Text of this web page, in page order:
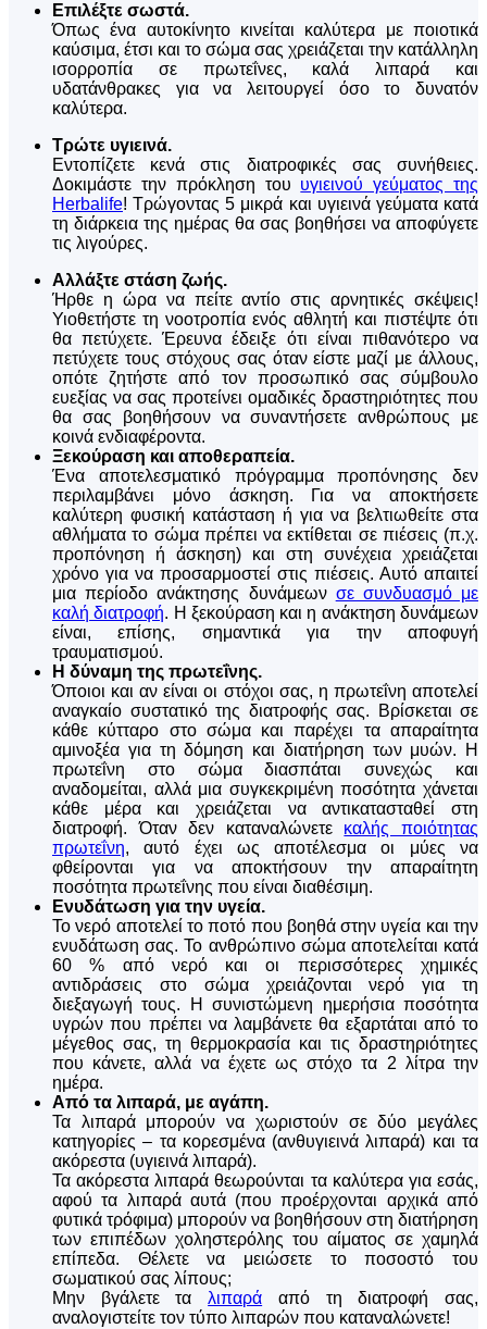
Επιλέξτε σωστά.
Όπως ένα αυτοκίνητο κινείται καλύτερα με ποιοτικά
καύσιμα, έτσι και το σώμα σας χρειάζεται την κατάλληλη
ισορροπία σε πρωτεΐνες, καλά λιπαρά και
υδατάνθρακες για να λειτουργεί όσο το δυνατόν
καλύτερα.
Τρώτε υγιεινά.
Εντοπίζετε κενά στις διατροφικές σας συνήθειες.
Δοκιμάστε την πρόκληση του υγιεινού γεύματος της
Herbalife! Τρώγοντας 5 μικρά και υγιεινά γεύματα κατά
τη διάρκεια της ημέρας θα σας βοηθήσει να αποφύγετε
τις λιγούρες.
Αλλάξτε στάση ζωής.
Ήρθε η ώρα να πείτε αντίο στις αρνητικές σκέψεις!
Υιοθετήστε τη νοοτροπία ενός αθλητή και πιστέψτε ότι
θα πετύχετε. Έρευνα έδειξε ότι είναι πιθανότερο να
πετύχετε τους στόχους σας όταν είστε μαζί με άλλους,
οπότε ζητήστε από τον προσωπικό σας σύμβουλο
ευεξίας να σας προτείνει ομαδικές δραστηριότητες που
θα σας βοηθήσουν να συναντήσετε ανθρώπους με
κοινά ενδιαφέροντα.
Ξεκούραση και αποθεραπεία.
Ένα αποτελεσματικό πρόγραμμα προπόνησης δεν
περιλαμβάνει μόνο άσκηση. Για να αποκτήσετε
καλύτερη φυσική κατάσταση ή για να βελτιωθείτε στα
αθλήματα το σώμα πρέπει να εκτίθεται σε πιέσεις (π.χ.
προπόνηση ή άσκηση) και στη συνέχεια χρειάζεται
χρόνο για να προσαρμοστεί στις πιέσεις. Αυτό απαιτεί
μια περίοδο ανάκτησης δυνάμεων σε συνδυασμό με
καλή διατροφή. Η ξεκούραση και η ανάκτηση δυνάμεων
είναι, επίσης, σημαντικά για την αποφυγή
τραυματισμού.
Η δύναμη της πρωτεΐνης.
Όποιοι και αν είναι οι στόχοι σας, η πρωτεΐνη αποτελεί
αναγκαίο συστατικό της διατροφής σας. Βρίσκεται σε
κάθε κύτταρο στο σώμα και παρέχει τα απαραίτητα
αμινοξέα για τη δόμηση και διατήρηση των μυών. Η
πρωτεΐνη στο σώμα διασπάται συνεχώς και
αναδομείται, αλλά μια συγκεκριμένη ποσότητα χάνεται
κάθε μέρα και χρειάζεται να αντικατασταθεί στη
διατροφή. Όταν δεν καταναλώνετε καλής ποιότητας
πρωτεΐνη, αυτό έχει ως αποτέλεσμα οι μύες να
φθείρονται για να αποκτήσουν την απαραίτητη
ποσότητα πρωτεΐνης που είναι διαθέσιμη.
Ενυδάτωση για την υγεία.
Το νερό αποτελεί το ποτό που βοηθά στην υγεία και την
ενυδάτωση σας. Το ανθρώπινο σώμα αποτελείται κατά
60 % από νερό και οι περισσότερες χημικές
αντιδράσεις στο σώμα χρειάζονται νερό για τη
διεξαγωγή τους. Η συνιστώμενη ημερήσια ποσότητα
υγρών που πρέπει να λαμβάνετε θα εξαρτάται από το
μέγεθος σας, τη θερμοκρασία και τις δραστηριότητες
που κάνετε, αλλά να έχετε ως στόχο τα 2 λίτρα την
ημέρα.
Από τα λιπαρά, με αγάπη.
Τα λιπαρά μπορούν να χωριστούν σε δύο μεγάλες
κατηγορίες – τα κορεσμένα (ανθυγιεινά λιπαρά) και τα
ακόρεστα (υγιεινά λιπαρά).
Τα ακόρεστα λιπαρά θεωρούνται τα καλύτερα για εσάς,
αφού τα λιπαρά αυτά (που προέρχονται αρχικά από
φυτικά τρόφιμα) μπορούν να βοηθήσουν στη διατήρηση
των επιπέδων χοληστερόλης του αίματος σε χαμηλά
επίπεδα. Θέλετε να μειώσετε το ποσοστό του
σωματικού σας λίπους;
Μην βγάλετε ταλιπαρά από τη διατροφή σας,
αναλογιστείτε τον τύπο λιπαρών που καταναλώνετε!